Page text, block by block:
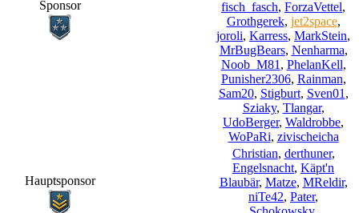
Sponsor
fisch_fasch, ForzaVettel,
Grothgerek, jet2space,
joroli, Karress, MarkStein,
MrBugBears, Nenharma,
Noob_M81 , PhelanKell,
Punisher2306, Rainman,
Sam20, Stigburt, Sven01 ,
Sziaky, Tlangar,
UdoBerger, Waldrobbe,
WoPaRi, zivischeicha
Hauptsponsor
Christian, derthuner,
Engelsnacht, Käpt'n
Blaubär, Matze, MReldir,
niTe42, Pater,